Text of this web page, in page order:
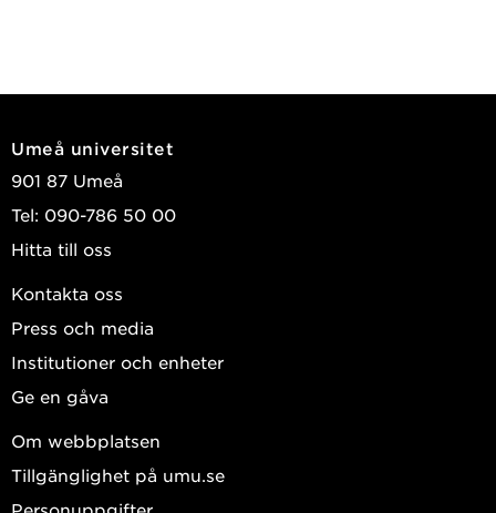
Umeå universitet
901 87 Umeå
Tel: 090-786 50 00
Hitta till oss
Kontakta oss
Press och media
Institutioner och enheter
Ge en gåva
Om webbplatsen
Tillgänglighet på umu.se